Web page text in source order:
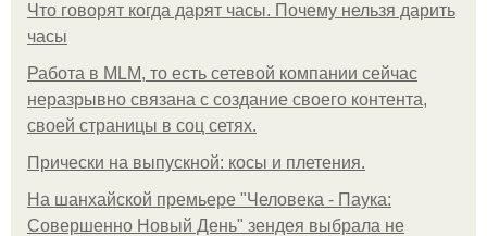
Что говорят когда дарят часы. Почему нельзя дарить
часы
Работа в MLM, то есть сетевой компании сейчас
неразрывно связана с создание своего контента,
своей страницы в соц сетях.
Прически на выпускной: косы и плетения.
На шанхайской премьере "Человека - Паука:
Совершенно Новый День" зендея выбрала не